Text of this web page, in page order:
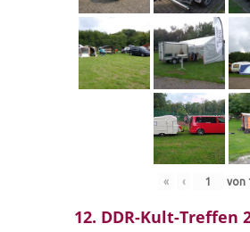
« ‹ von
12. DDR-Kult-Treffen